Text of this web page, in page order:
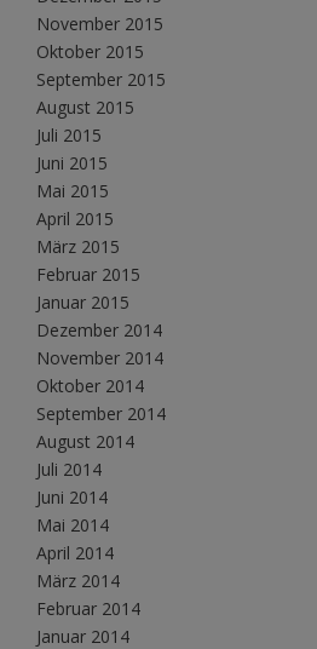
November 2015
Oktober 2015
September 2015
August 2015
Juli 2015
Juni 2015
Mai 2015
April 2015
März 2015
Februar 2015
Januar 2015
Dezember 2014
November 2014
Oktober 2014
September 2014
August 2014
Juli 2014
Juni 2014
Mai 2014
April 2014
März 2014
Februar 2014
Januar 2014